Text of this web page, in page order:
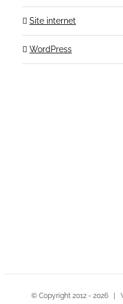
Site internet
WordPress
© Copyright 2012 - 2026 |